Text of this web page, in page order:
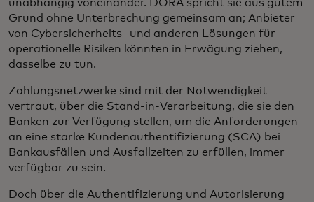
unabhängig voneinander. DORA spricht sie aus gutem
Grund ohne Unterbrechung gemeinsam an; Anbieter
von Cybersicherheits- und anderen Lösungen für
operationelle Risiken könnten in Erwägung ziehen,
dasselbe zu tun.
Zahlungsnetzwerke sind mit der Notwendigkeit
vertraut, über die Stand-in-Verarbeitung, die sie den
Banken zur Verfügung stellen, um die Anforderungen
an eine starke Kundenauthentifizierung (SCA) bei
Bankausfällen und Ausfallzeiten zu erfüllen, immer
verfügbar zu sein.
Doch über die Authentifizierung und Autorisierung